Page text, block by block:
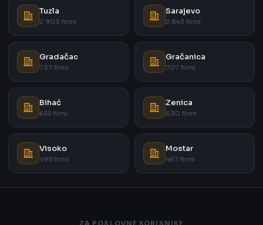
Tuzla
2.903 firmi
Sarajevo
2.843 firmi
Gradačac
737 firmi
Gračanica
707 firmi
Bihać
655 firmi
Zenica
630 firmi
Visoko
498 firmi
Mostar
467 firmi
ZA POSLOVNE KORISNIKE